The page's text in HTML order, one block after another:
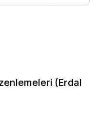
(Erdal